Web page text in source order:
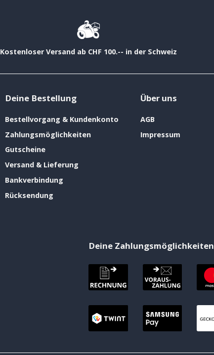
Kostenloser Versand ab CHF 100.-- in der Schweiz
Deine Bestellung
Bestellvorgang & Kundenkonto
Zahlungsmöglichkeiten
Gutscheine
Versand & Lieferung
Bankverbindung
Rücksendung
Über uns
AGB
Impressum
Deine Zahlungsmöglichkeiten